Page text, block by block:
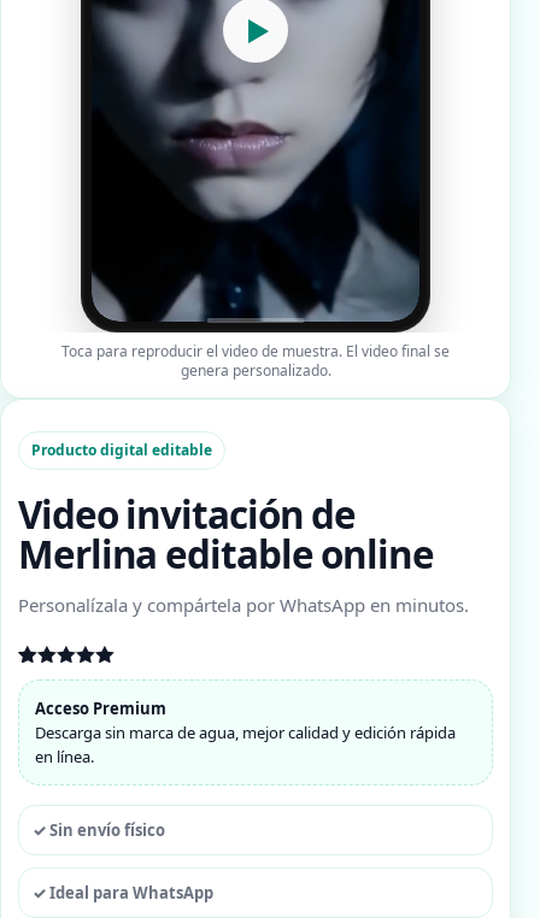
▶
Toca para reproducir el video de muestra. El video final se
genera personalizado.
Producto digital editable
Video invitación de
Merlina editable online
Personalízala y compártela por WhatsApp en minutos.
Valorado
con
de 5 en
base a
1
valoración
de un
cliente
Acceso Premium
Descarga sin marca de agua, mejor calidad y edición rápida
en línea.
✓ Sin envío físico
✓ Ideal para WhatsApp